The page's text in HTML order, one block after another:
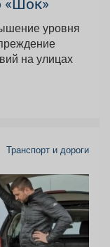
уровня
на улицах
Транспорт и дороги